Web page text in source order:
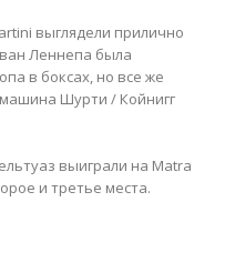
выглядели прилично
Леннепа была
в боксах, но все же
Шурти / Койнигг
выиграли на Matra
и третье места.